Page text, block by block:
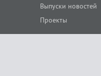
Выпуски новостей
Проекты